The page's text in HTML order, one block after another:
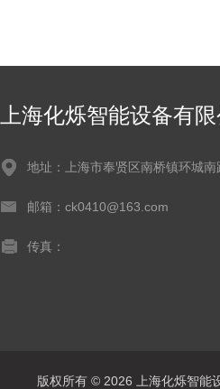
上海化烁智能设备有限
地址：上海市奉贤区南桥镇环城
邮箱：ck0410@163.com
传真：
版权所有 © 2026 上海化烁智